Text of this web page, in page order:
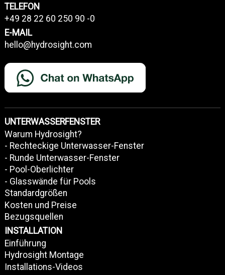
TELEFON
+49 28 22 60 250 90 -0
E-MAIL
hello@hydrosight.com
UNTERWASSERFENSTER
Warum Hydrosight?
- Rechteckige Unterwasser-Fenster
- Runde Unterwasser-Fenster
- Pool-Oberlichter
- Glasswände für Pools
Standardgrößen
Kosten und Preise
Bezugsquellen
INSTALLATION
Einführung
Hydrosight Montage
Installations-Videos